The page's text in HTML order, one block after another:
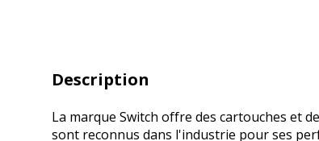
Description
La marque Switch offre des cartouches et
sont reconnus dans l'industrie pour ses